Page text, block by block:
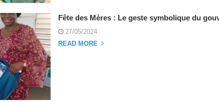
Fête des Mères : Le geste symbolique du
27/05/2024
READ MORE